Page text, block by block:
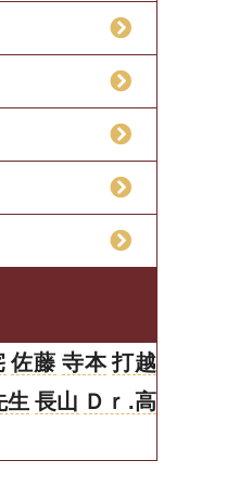
佐藤 寺本 打越
生 長山 Ｄｒ.高